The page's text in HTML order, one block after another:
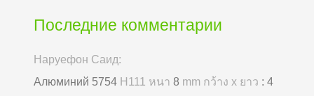
Последние комментарии
Наруефон Саид:
Алюминий 5754 H111 หนา 8 mm กว้าง x ยาว : 4